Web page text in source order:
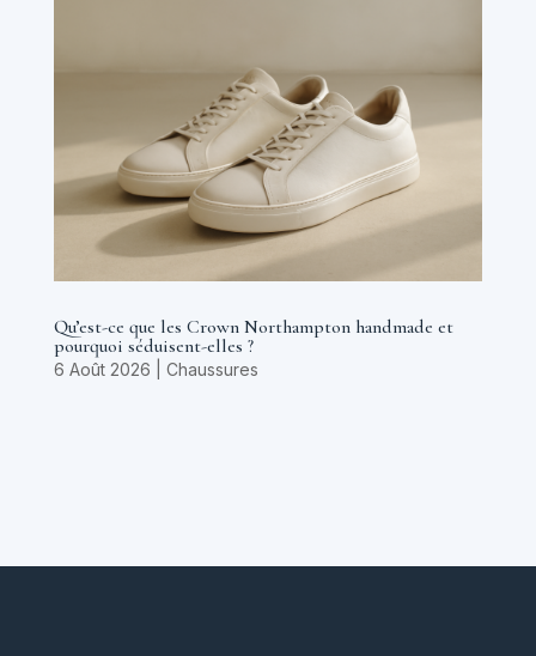
Qu’est-ce que les Crown Northampton handmade et
pourquoi séduisent-elles ?
6 Août 2026 Chaussures